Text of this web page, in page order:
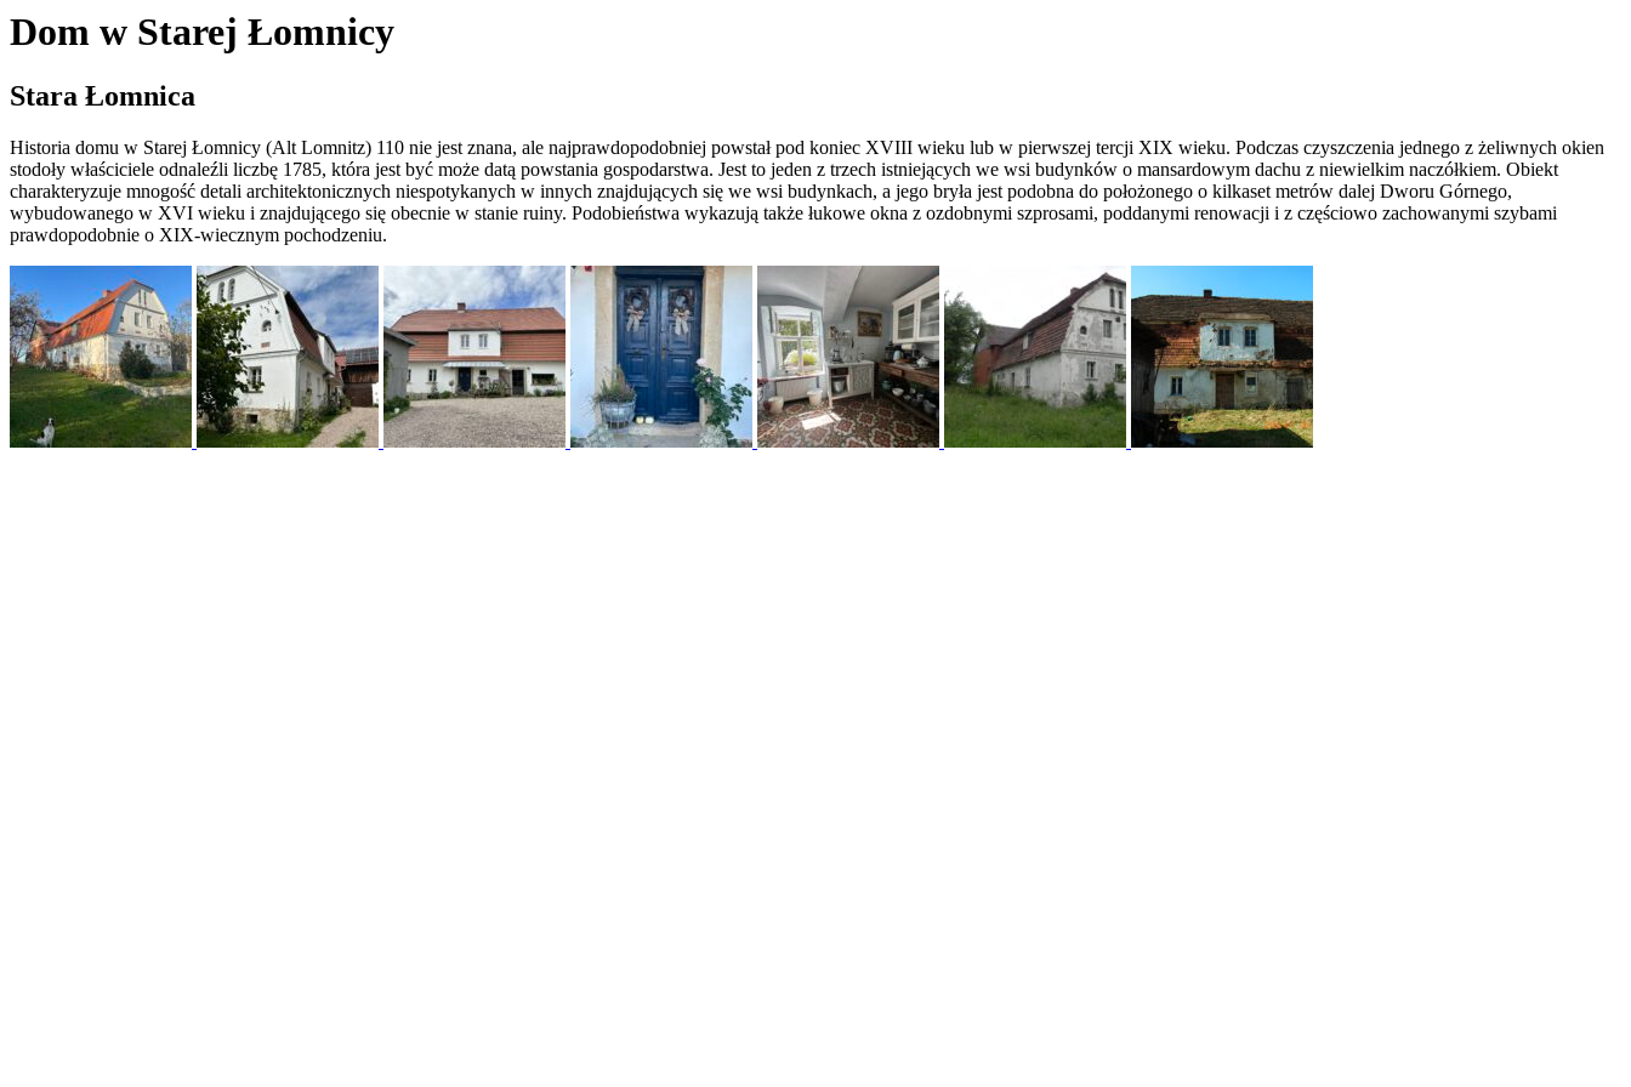
Dom w Starej Łomnicy
Stara Łomnica
Historia domu w Starej Łomnicy (Alt Lomnitz) 110 nie jest znana, ale najprawdopodobniej powstał pod koniec XVIII wieku lub w pierwszej tercji XIX wieku. Podczas czyszczenia jednego z żeliwnych okien
stodoły właściciele odnaleźli liczbę 1785, która jest być może datą powstania gospodarstwa. Jest to jeden z trzech istniejących we wsi budynków o mansardowym dachu z niewielkim naczółkiem. Obiekt
charakteryzuje mnogość detali architektonicznych niespotykanych w innych znajdujących się we wsi budynkach, a jego bryła jest podobna do położonego o kilkaset metrów dalej Dworu Górnego,
wybudowanego w XVI wieku i znajdującego się obecnie w stanie ruiny. Podobieństwa wykazują także łukowe okna z ozdobnymi szprosami, poddanymi renowacji i z częściowo zachowanymi szybami
prawdopodobnie o XIX-wiecznym pochodzeniu.